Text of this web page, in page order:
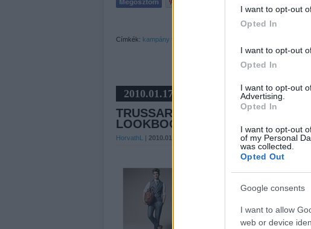
I want to opt-out
Opted In
I want to opt-out
Opted In
I want to opt-out
Advertising.
Opted In
I want to opt-out
of my Personal
was collected.
Opted Out
Google consents
I want to allow
web or device
Címkék: kampány férfi
2010.01.17
TRUSSARDI 1911 ÉS TRUSSARDI
LOOKBOOKOK
HorvathL | 2010.01.17 8:30 HOZZÁSZÓLÁS
Egyben tálalva a két lookbookból
Garrett Neff és Jon Kortajarena.
mindkettő tetszik.) 1911…